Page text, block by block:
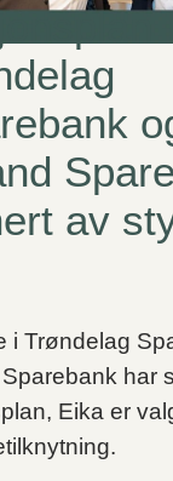
av
i Trøndelag
har
Eika er